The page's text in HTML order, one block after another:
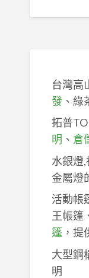
台灣高
發、綠
拓普
明 、 倉
水銀燈
金屬燈
活動帳
王帳篷
篷，提
大型鋼
明